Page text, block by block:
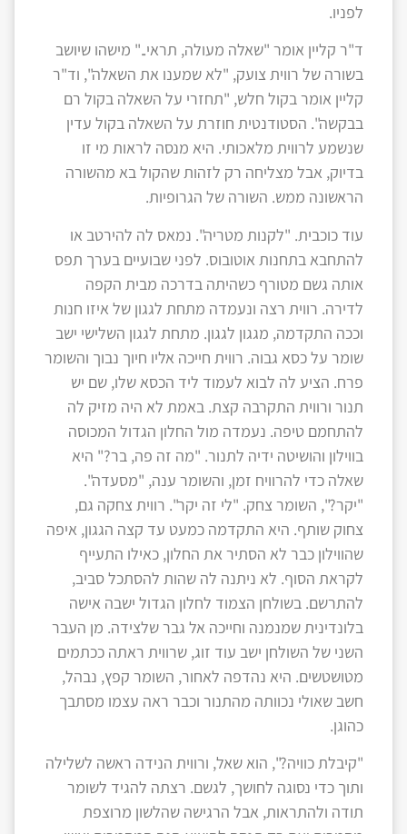
לפניו.
ד"ר קליין אומר "שאלה מעולה, תראי.." מישהו שיושב
בשורה של רווית צועק, "לא שמענו את השאלה", וד"ר
קליין אומר בקול חלש, "תחזרי על השאלה בקול רם
בבקשה". הסטודנטית חוזרת על השאלה בקול עדין
שנשמע לרווית מלאכותי. היא מנסה לראות מי זו
בדיוק, אבל מצליחה רק לזהות שהקול בא מהשורה
הראשונה ממש. השורה של הגרופיות.
עוד כוכבית. "לקנות מטריה". נמאס לה להירטב או
להתחבא בתחנות אוטובוס. לפני שבועיים בערך תפס
אותה גשם מטורף כשהיתה בדרכה מבית הקפה
לדירה. רווית רצה ונעמדה מתחת לגגון של איזו חנות
וככה התקדמה, מגגון לגגון. מתחת לגגון השלישי ישב
שומר על כסא גבוה. רווית חייכה אליו חיוך נבוך והשומר
פרח. הציע לה לבוא לעמוד ליד הכסא שלו, שם יש
תנור ורווית התקרבה קצת. באמת לא היה מזיק לה
להתחמם טיפה. נעמדה מול החלון הגדול המכוסה
בווילון והושיטה ידיה לתנור. "מה זה פה, בר?" היא
שאלה כדי להרוויח זמן, והשומר ענה, "מסעדה".
"יקר?", השומר צחק. "לי זה יקר". רווית צחקה גם,
צחוק שותף. היא התקדמה כמעט עד קצה הגגון, איפה
שהווילון כבר לא הסתיר את החלון, כאילו התעייף
לקראת הסוף. לא ניתנה לה שהות להסתכל סביב,
להתרשם. בשולחן הצמוד לחלון הגדול ישבה אישה
בלונדינית שמנמנה וחייכה אל גבר שלצידה. מן העבר
השני של השולחן ישב עוד זוג, שרווית ראתה ככתמים
מטושטשים. היא נהדפה לאחור, השומר קפץ, נבהל,
חשב שאולי נכוותה מהתנור וכבר ראה עצמו מסתבך
כהוגן.
"קיבלת כוויה?", הוא שאל, ורווית הנידה ראשה לשלילה
ותוך כדי נסוגה לחושך, לגשם. רצתה להגיד לשומר
תודה ולהתראות, אבל הרגישה שהלשון מרוצפת